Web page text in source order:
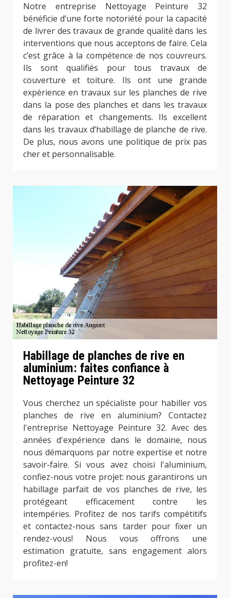
Notre entreprise Nettoyage Peinture 32
bénéficie d’une forte notoriété pour la capacité
de livrer des travaux de grande qualité dans les
interventions que nous acceptons de faire. Cela
c’est grâce à la compétence de nos couvreurs.
Ils sont qualifiés pour tous travaux de
couverture et toiture. Ils ont une grande
expérience en travaux sur les planches de rive
dans la pose des planches et dans les travaux
de réparation et changements. Ils excellent
dans les travaux d’habillage de planche de rive.
De plus, nous avons une politique de prix pas
cher et personnalisable.
Habillage de planches de rive en
aluminium: faites confiance à
Nettoyage Peinture 32
Vous cherchez un spécialiste pour habiller vos
planches de rive en aluminium? Contactez
l'entreprise Nettoyage Peinture 32. Avec des
années d'expérience dans le domaine, nous
nous démarquons par notre expertise et notre
savoir-faire. Si vous avez choisi l'aluminium,
confiez-nous votre projet: nous garantirons un
habillage parfait de vos planches de rive, les
protégeant efficacement contre les
intempéries. Profitez de nos tarifs compétitifs
et contactez-nous sans tarder pour fixer un
rendez-vous! Nous vous offrons une
estimation gratuite, sans engagement alors
profitez-en!